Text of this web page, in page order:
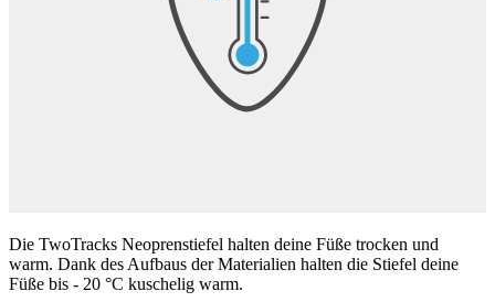
Die TwoTracks Neoprenstiefel halten deine Füße trocken und
warm. Dank des Aufbaus der Materialien halten die Stiefel deine
Füße bis - 20 °C kuschelig warm.